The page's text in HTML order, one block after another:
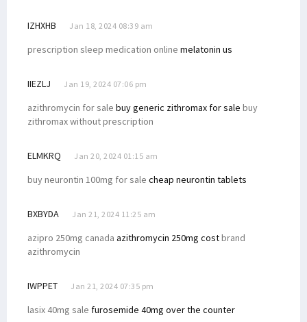
IZHXHB Jan 18, 2024 08:39 am
prescription sleep medication online melatonin us
IIEZLJ Jan 19, 2024 07:06 pm
azithromycin for sale buy generic zithromax for sale buy
zithromax without prescription
ELMKRQ Jan 20, 2024 01:15 am
buy neurontin 100mg for sale cheap neurontin tablets
BXBYDA Jan 21, 2024 11:25 am
azipro 250mg canada azithromycin 250mg costbrand
azithromycin
IWPPET Jan 21, 2024 07:35 pm
lasix 40mg sale furosemide 40mg over the counter